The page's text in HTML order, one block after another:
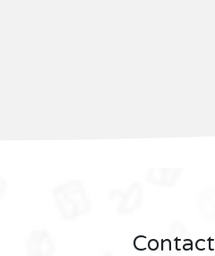
Contact